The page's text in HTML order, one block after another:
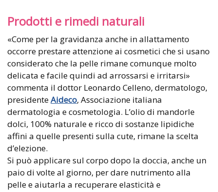
Prodotti e rimedi naturali
«Come per la gravidanza anche in allattamento
occorre prestare attenzione ai cosmetici che si usano
considerato che la pelle rimane comunque molto
delicata e facile quindi ad arrossarsi e irritarsi»
commenta il dottor Leonardo Celleno, dermatologo,
presidenteAideco, Associazione italiana
dermatologia e cosmetologia. L’olio di mandorle
dolci, 100% naturale e ricco di sostanze lipidiche
affini a quelle presenti sulla cute, rimane la scelta
d’elezione.
Si può applicare sul corpo dopo la doccia, anche un
paio di volte al giorno, per dare nutrimento alla
pelle e aiutarla a recuperare elasticità e